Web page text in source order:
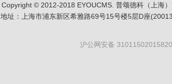
Copyright © 2012-2018 EYOUCMS. 普颂德科（上海
地址：上海市浦东新区希雅路69号15号楼5层D座
沪公网安备